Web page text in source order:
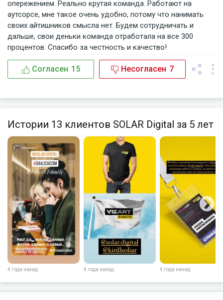
опережением. Реально крутая команда. Работают на
аутсорсе, мне такое очень удобно, потому что нанимать
своих айтишников смысла нет. Будем сотрудничать и
дальше, свои деньки команда отработала на все 300
процентов. Спасибо за честность и качество!
Согласен 15 Несогласен 7
Истории 13 клиентов SOLAR Digital за 5 лет
4 года назад 4 года назад 4 года назад